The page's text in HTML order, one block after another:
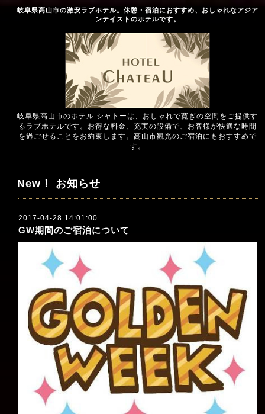
岐阜県高山市の激安ラブホテル。休憩・宿泊におすすめ、おしゃれなアジア
ンテイストのホテルです。
岐阜県高山市のホテル シャトーは、おしゃれで寛ぎの空間をご提供す
るラブホテルです。お得な料金、充実の設備で、お客様が快適な時間
を過ごせることをお約束します。高山市観光のご宿泊にもおすすめで
す。
New！ お知らせ
2017-04-28 14:01:00
GW期間のご宿泊について